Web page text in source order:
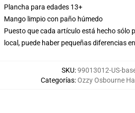
Plancha para edades 13+
Mango limpio con paño húmedo
Puesto que cada artículo está hecho sólo
local, puede haber pequeñas diferencias
SKU:99013012-US-
Categorías:Ozzy Osbourne